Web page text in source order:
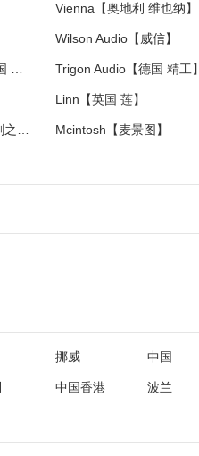
Vienna【奥地利 维也纳】
Wilson Audio【威信】
Trigon Audio【德国 精工】
Linn【英国 莲】
Mcintosh【麦景图】
挪威 中国
中国香港 波兰